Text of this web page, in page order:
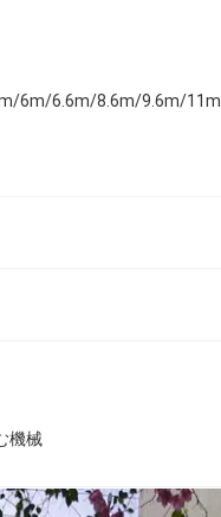
6m/6.6m/8.6m/9.6m/11m
機械